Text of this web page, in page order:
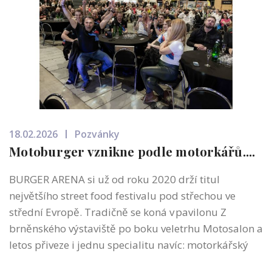
18.02.2026 Pozvánky
Motoburger vznikne podle motorkářů....
BURGER ARENA si už od roku 2020 drží titul
největšího street food festivalu pod střechou ve
střední Evropě. Tradičně se koná v pavilonu Z
brněnského výstaviště po boku veletrhu Motosalon a
letos přiveze i jednu specialitu navíc: motorkářský